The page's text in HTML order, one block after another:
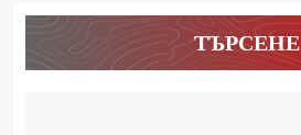
ТЪРСЕНЕ